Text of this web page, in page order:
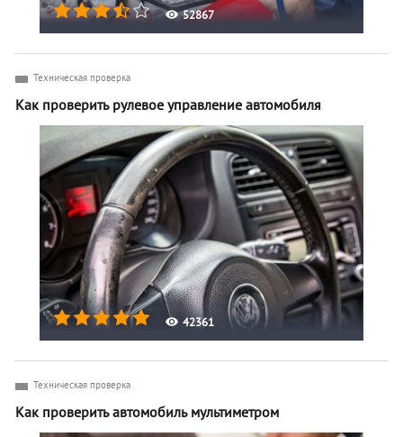
52867
42361
Техническая проверка
Как проверить рулевое управление автомобиля
Техническая проверка
Как проверить автомобиль мультиметром